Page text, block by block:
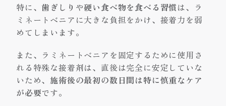
特に、 歯ぎしり や硬い食べ物を食べる習慣は、ラ
ミネートベニアに大きな負担をかけ、接着力を弱
めてしまいます。
また、ラミネートベニアを固定するために使用さ
れる特殊な接着剤は、直後は完全に安定していな
いため、施術後の最初の数日間は特に慎重なケア
が必要です。